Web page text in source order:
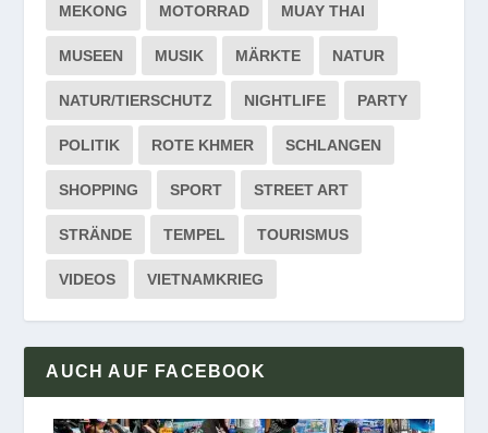
MEKONG MOTORRAD MUAY THAI
MUSEEN MUSIK MÄRKTE NATUR
NATUR/TIERSCHUTZ NIGHTLIFE PARTY
POLITIK ROTE KHMER SCHLANGEN
SHOPPING SPORT STREET ART
STRÄNDE TEMPEL TOURISMUS
VIDEOS VIETNAMKRIEG
AUCH AUF FACEBOOK